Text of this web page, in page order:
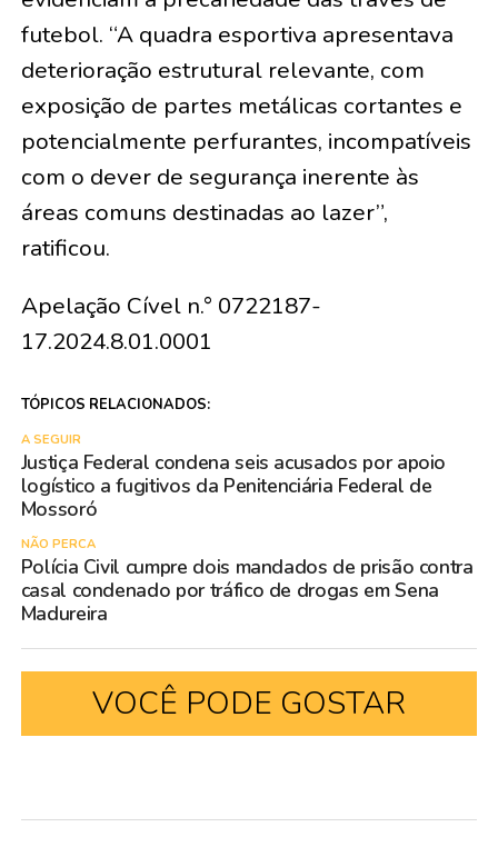
futebol. “A quadra esportiva apresentava
deterioração estrutural relevante, com
exposição de partes metálicas cortantes e
potencialmente perfurantes, incompatíveis
com o dever de segurança inerente às
áreas comuns destinadas ao lazer”,
ratificou.
Apelação Cível n.° 0722187-
17.2024.8.01.0001
TÓPICOS RELACIONADOS:
A SEGUIR
Justiça Federal condena seis acusados por apoio
logístico a fugitivos da Penitenciária Federal de
Mossoró
NÃO PERCA
Polícia Civil cumpre dois mandados de prisão contra
casal condenado por tráfico de drogas em Sena
Madureira
VOCÊ PODE GOSTAR